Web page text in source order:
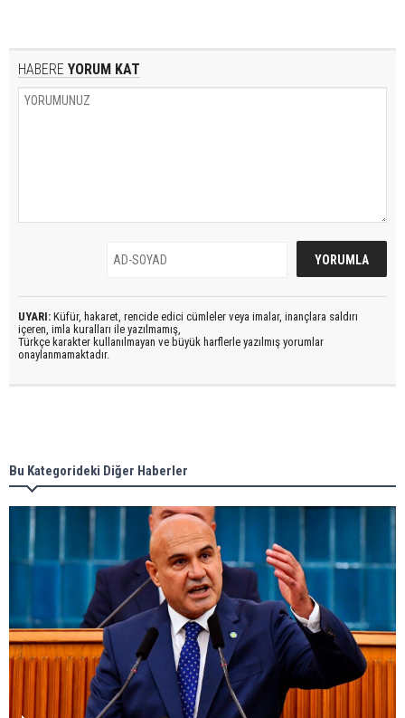
HABERE YORUM KAT
UYARI: Küfür, hakaret, rencide edici cümleler veya imalar, inançlara saldırı
içeren, imla kuralları ile yazılmamış,
Türkçe karakter kullanılmayan ve büyük harflerle yazılmış yorumlar
onaylanmamaktadır.
Bu Kategorideki Diğer Haberler